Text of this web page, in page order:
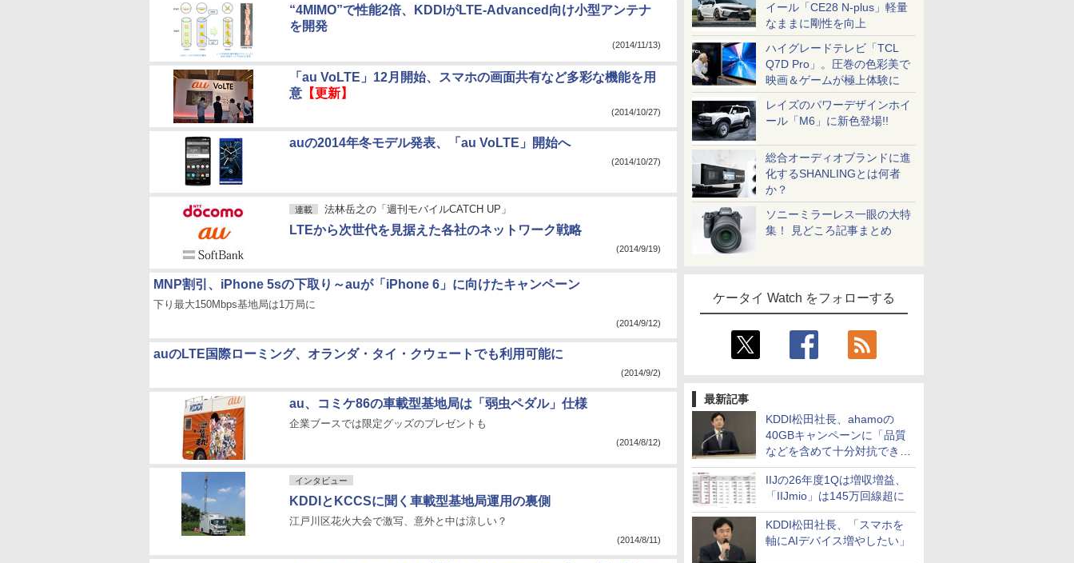
イール「CE28 N-plus」軽量
なままに剛性を向上
ハイグレードテレビ「TCL
Q7D Pro」。圧巻の色彩美で
映画＆ゲームが極上体験に
レイズのパワーデザインホイ
ール「M6」に新色登場!!
総合オーディオブランドに進
化するSHANLINGとは何者
か？
ソニーミラーレス一眼の大特
集！ 見どころ記事まとめ
ケータイ Watch をフォローする
最新記事
KDDI松田社長、ahamoの
40GBキャンペーンに「品質
などを含めて十分対抗でき
る」
IIJの26年度1Qは増収増益、
「IIJmio」は145万回線超に
KDDI松田社長、「スマホを
軸にAIデバイス増やしたい」
“4MIMO”で性能2倍、KDDIがLTE-Advanced向け小型アンテナ
を開発
(2014/11/13)
「au VoLTE」12月開始、スマホの画面共有など多彩な機能を用
意 【更新】
(2014/10/27)
auの2014年冬モデル発表、「au VoLTE」開始へ
(2014/10/27)
連載 法林岳之の「週刊モバイルCATCH UP」
LTEから次世代を見据えた各社のネットワーク戦略
(2014/9/19)
MNP割引、iPhone 5sの下取り～auが「iPhone 6」に向けたキャンペーン
下り最大150Mbps基地局は1万局に
(2014/9/12)
auのLTE国際ローミング、オランダ・タイ・クウェートでも利用可能に
(2014/9/2)
au、コミケ86の車載型基地局は「弱虫ペダル」仕様
企業ブースでは限定グッズのプレゼントも
(2014/8/12)
インタビュー
KDDIとKCCSに聞く車載型基地局運用の裏側
江戸川区花火大会で激写、意外と中は涼しい？
(2014/8/11)